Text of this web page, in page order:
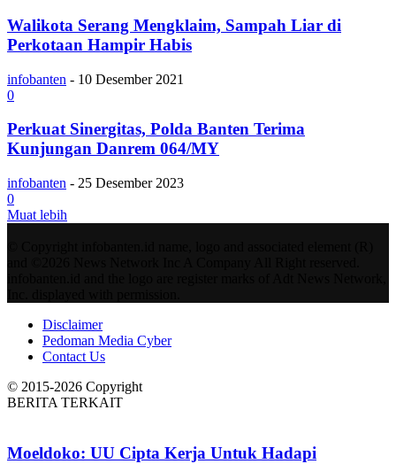
Walikota Serang Mengklaim, Sampah Liar di
Perkotaan Hampir Habis
infobanten - 10 Desember 2021
0
Perkuat Sinergitas, Polda Banten Terima
Kunjungan Danrem 064/MY
infobanten - 25 Desember 2023
0
Muat lebih
Disclaimer
Pedoman Media Cyber
Contact Us
© 2015-2026 Copyright
BERITA TERKAIT
Moeldoko: UU Cipta Kerja Untuk Hadapi